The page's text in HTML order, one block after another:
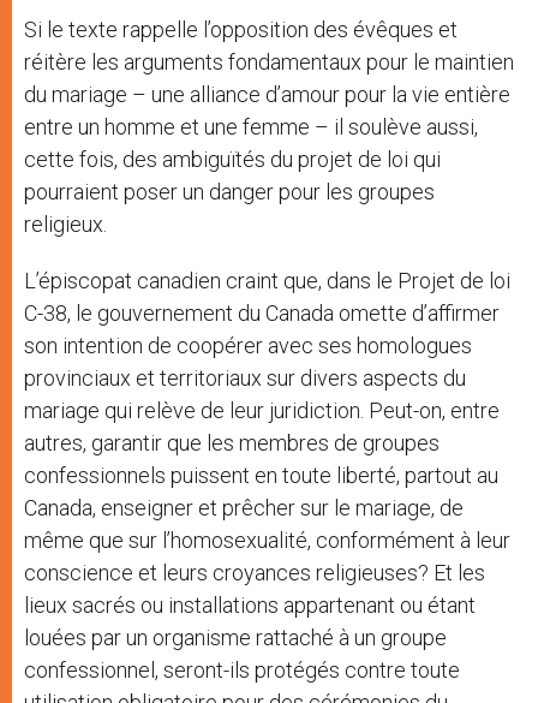
Si le texte rappelle l’opposition des évêques et
réitère les arguments fondamentaux pour le maintien
du mariage – une alliance d’amour pour la vie entière
entre un homme et une femme – il soulève aussi,
cette fois, des ambiguïtés du projet de loi qui
pourraient poser un danger pour les groupes
religieux.
L’épiscopat canadien craint que, dans le Projet de loi
C-38, le gouvernement du Canada omette d’affirmer
son intention de coopérer avec ses homologues
provinciaux et territoriaux sur divers aspects du
mariage qui relève de leur juridiction. Peut-on, entre
autres, garantir que les membres de groupes
confessionnels puissent en toute liberté, partout au
Canada, enseigner et prêcher sur le mariage, de
même que sur l’homosexualité, conformément à leur
conscience et leurs croyances religieuses? Et les
lieux sacrés ou installations appartenant ou étant
louées par un organisme rattaché à un groupe
confessionnel, seront-ils protégés contre toute